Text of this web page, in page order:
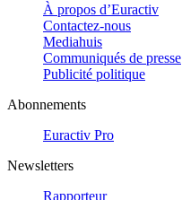
À propos d’Euractiv
Contactez-nous
Mediahuis
Communiqués de presse
Publicité politique
Abonnements
Euractiv Pro
Newsletters
Rapporteur